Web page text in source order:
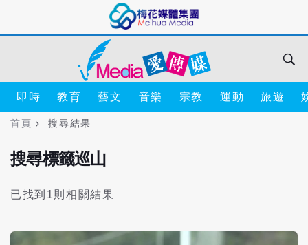
即時 教育 藝文 音樂 宗教 運動 旅遊
首頁 搜尋結果
搜尋標籤巡山
已找到1則相關結果